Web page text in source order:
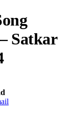
Satkar